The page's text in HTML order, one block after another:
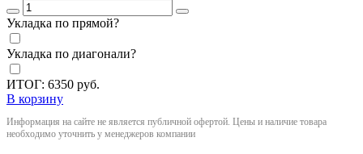
Укладка по прямой?
Укладка по диагонали?
ИТОГ: 6350 руб.
В корзину
Информация на сайте не является публичной офертой. Цены и наличие товара
необходимо уточнить у менеджеров компании